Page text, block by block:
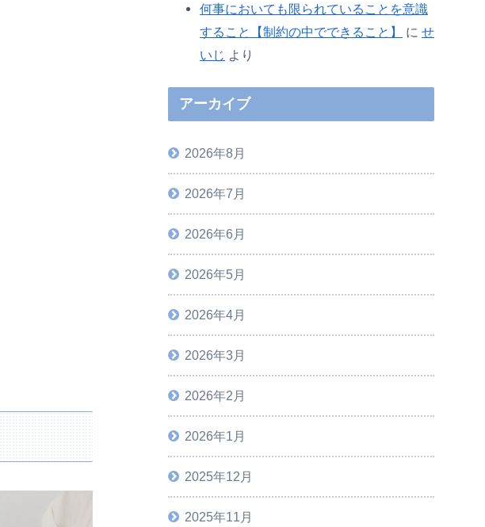
何事においても限られていることを意識
すること【制約の中でできること】
に せ
いじ より
アーカイブ
2026年8月
2026年7月
2026年6月
2026年5月
2026年4月
2026年3月
2026年2月
2026年1月
2025年12月
2025年11月